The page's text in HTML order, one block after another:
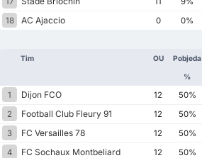
18
AC Ajaccio 0 0%
Tim OU Pobjeda
%
1 Dijon FCO 12 50%
2
Football Club Fleury 91 12 50%
3
FC Versailles 78 12 50%
4
FC Sochaux Montbeliard 12 50%